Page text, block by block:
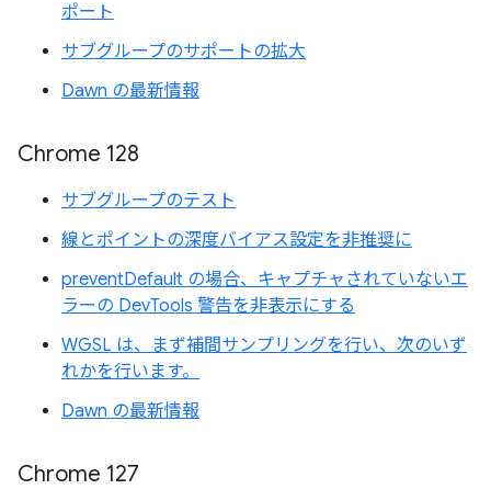
ポート
サブグループのサポートの拡大
Dawn の最新情報
Chrome 128
サブグループのテスト
線とポイントの深度バイアス設定を非推奨に
preventDefault の場合、キャプチャされていないエ
ラーの DevTools 警告を非表示にする
WGSL は、まず補間サンプリングを行い、次のいず
れかを行います。
Dawn の最新情報
Chrome 127